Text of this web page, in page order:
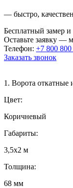
— быстро,
Бесплатный замер
Оставьте заявку —
Телефон: +7 800
Заказать звонок
1. Ворота откатные
Цвет:
Коричневый
Габариты:
3,5х2 м
Толщина:
68 мм